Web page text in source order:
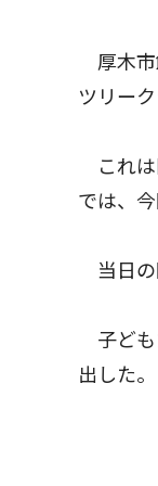
厚木市
ツリー
これは
では、
当日の
子ども
出した。